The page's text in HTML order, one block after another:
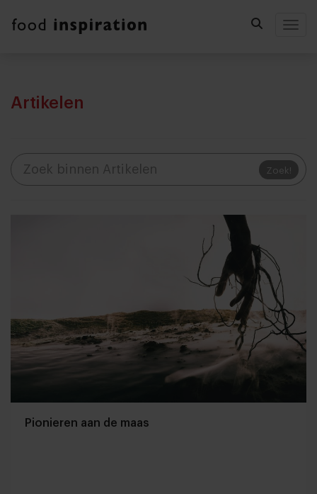
Artikelen
Zoek!
Pionieren aan de maas